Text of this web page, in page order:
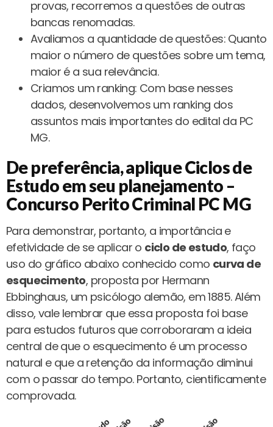
provas, recorremos a questões de outras
bancas renomadas.
Avaliamos a quantidade de questões: Quanto
maior o número de questões sobre um tema,
maior é a sua relevância.
Criamos um ranking: Com base nesses
dados, desenvolvemos um ranking dos
assuntos mais importantes do edital da PC
MG.
De preferência, aplique Ciclos de
Estudo em seu planejamento –
Concurso Perito Criminal PC MG
Para demonstrar, portanto, a importância e
efetividade de se aplicar o ciclo de estudo, faço
uso do gráfico abaixo conhecido como curva de
esquecimento, proposta por Hermann
Ebbinghaus, um psicólogo alemão, em 1885. Além
disso, vale lembrar que essa proposta foi base
para estudos futuros que corroboraram a ideia
central de que o esquecimento é um processo
natural e que a retenção da informação diminui
com o passar do tempo. Portanto, cientificamente
comprovada.